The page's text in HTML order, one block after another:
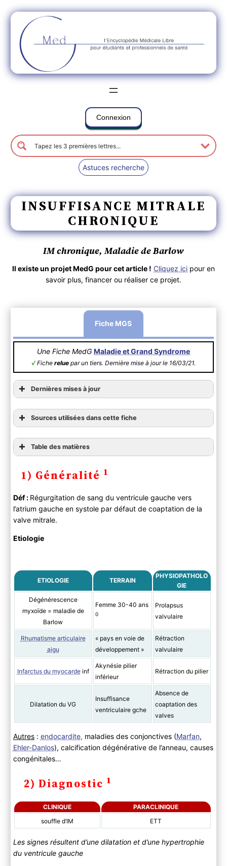
Connexion
Astuces recherche
INSUFFISANCE MITRALE
CHRONIQUE
IM chronique, Maladie de Barlow
Il existe un projet MedG pour cet article ! Cliquez ici pour en
savoir plus, financer ou réaliser ce projet.
Fiche MGS
Une Fiche MedG Maladie et Grand Syndrome
√ Fiche relue par un tiers. Dernière mise à jour le 16/03/21.
Dernières mises à jour
Sources utilisées dans cette fiche
Table des matières
2) Diagnostic
Anamnèse
Examen physique
B ) Paraclinique
C) Différentiel
Traitement médical
Traitement chirurgical
C) Suivi
1) Généralité 1
Déf : Régurgitation de sang du ventricule gauche vers
l’atrium gauche en systole par défaut de coaptation de la
valve mitrale.
Etiologie
ETIOLOGIE TERRAIN
PHYSIOPATHOLO
GIE
Dégénérescence
myxoïde = maladie de
Barlow
Femme 30-40 ans
0
Prolapsus
valvulaire
Rhumatisme articulaire
aigu
« pays en voie de
développement »
Rétraction
valvulaire
Infarctus du myocardeinf
Akynésie pilier
inférieur
Rétraction du pilier
Dilatation du VG
Insuffisance
ventriculaire gche
Absence de
coaptation des
valves
Autres: endocardite, maladies des conjonctives (Marfan,
Ehler-Danlos), calcification dégénérative de l’anneau, causes
congénitales…
2) Diagnostic 1
CLINIQUE
PARACLINIQUE
souffle d’IM
ETT
Les signes résultent d’une dilatation et d’une hypertrophie
du ventricule gauche